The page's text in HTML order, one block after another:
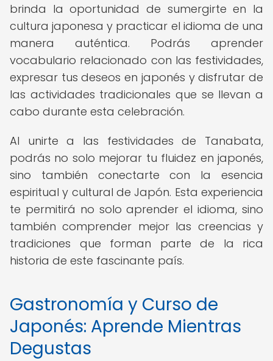
brinda la oportunidad de sumergirte en la
cultura japonesa y practicar el idioma de una
manera auténtica. Podrás aprender
vocabulario relacionado con las festividades,
expresar tus deseos en japonés y disfrutar de
las actividades tradicionales que se llevan a
cabo durante esta celebración.
Al unirte a las festividades de Tanabata,
podrás no solo mejorar tu fluidez en japonés,
sino también conectarte con la esencia
espiritual y cultural de Japón. Esta experiencia
te permitirá no solo aprender el idioma, sino
también comprender mejor las creencias y
tradiciones que forman parte de la rica
historia de este fascinante país.
Gastronomía y Curso de
Japonés: Aprende Mientras
Degustas